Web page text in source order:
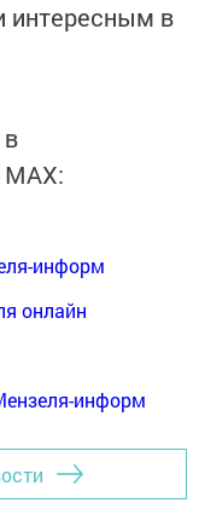
в
MАХ:
информ
онлайн
информ